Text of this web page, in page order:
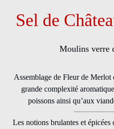
Sel de
Moulins verre
Assemblage de Fleur de Merlot
grande complexité
poissons ainsi qu’aux
Les notions brulantes et